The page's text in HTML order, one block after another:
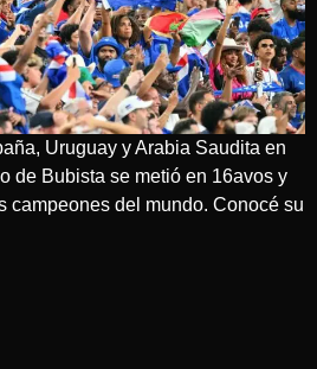
Uruguay y Arabia Saudita en
de Bubista se metió en 16avos y
campeones del mundo. Conocé su